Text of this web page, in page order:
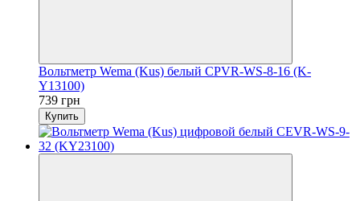
Вольтметр Wema (Kus) белый CPVR-WS-8-16 (K-
Y13100)
739 грн
Купить